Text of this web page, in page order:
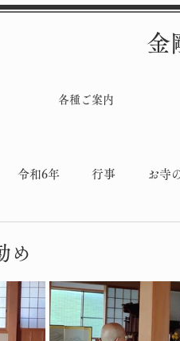
金
各種ご案内
令和6年 行事 お寺
め
れています。